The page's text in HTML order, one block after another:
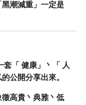
潮減重」一定是
套「 健康」丶「 人
公開分享出來。
徵高貴丶典雅丶低